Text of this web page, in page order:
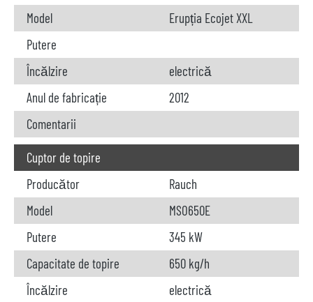
Model
Erupția Ecojet XXL
Putere
Încălzire
electrică
Anul de fabricație
2012
Comentarii
Cuptor de topire
Producător
Rauch
Model
MSO650E
Putere
345 kW
Capacitate de topire
650 kg/h
Încălzire
electrică